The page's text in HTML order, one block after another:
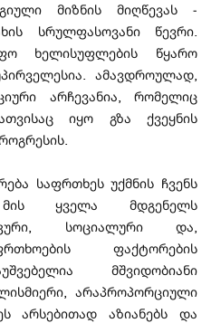
მიზნის მიღწევას -
სრულფასოვანი წევრი.
ხელისუფლების წყარო
ამავდროულად,
არჩევანია, რომელიც
იყო გზა ქვეყნის
საფრთხეს უქმნის ჩვენს
მის ყველა მდგენელს
სოციალური და,
ფაქტორების
მშვიდობიანი
არაპროპორციული
არსებითად აზიანებს და